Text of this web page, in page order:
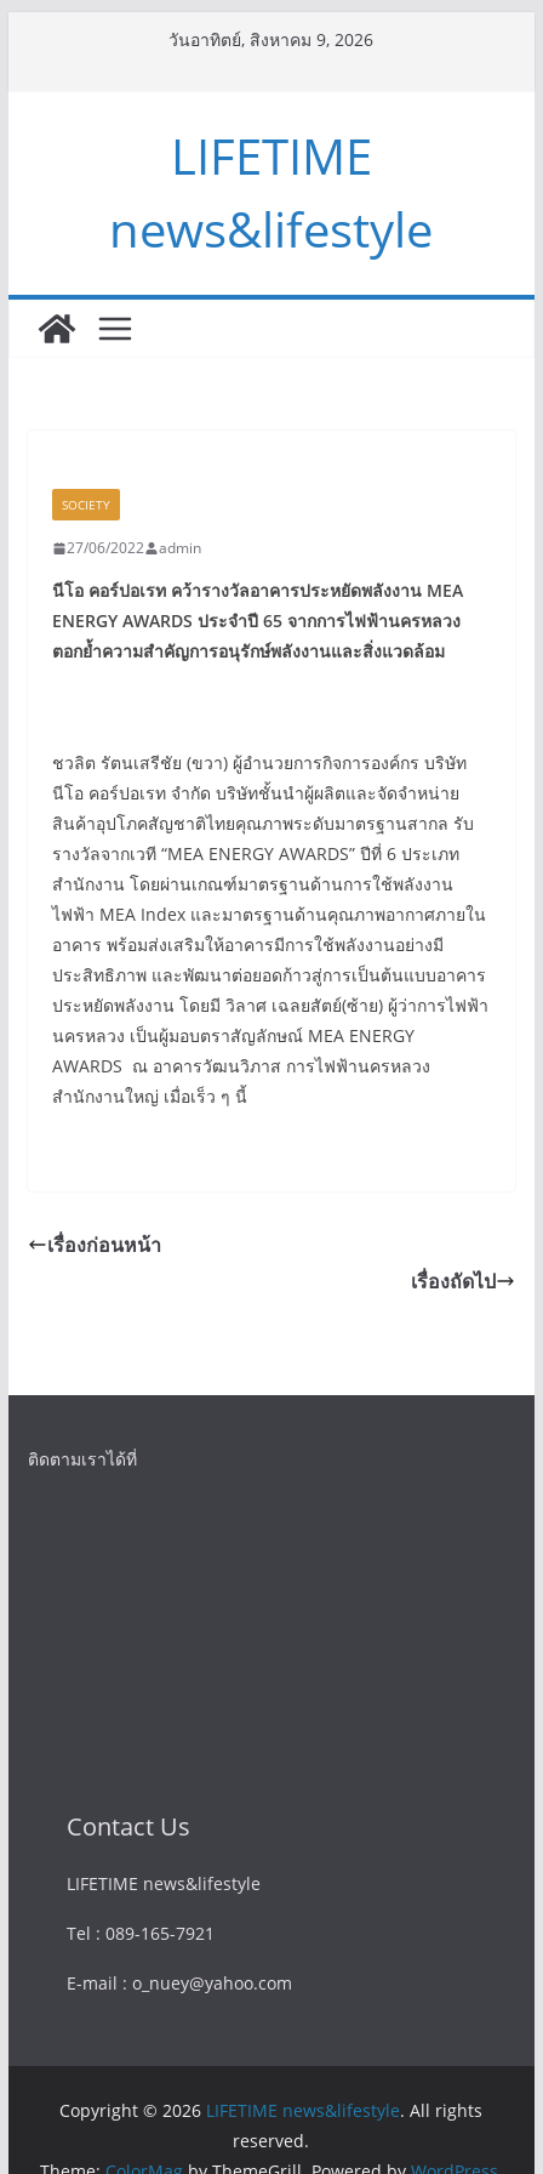
วันอาทิตย์, สิงหาคม 9, 2026
LIFETIME
news&lifestyle
SOCIETY
27/06/2022 admin
นีโอ คอร์ปอเรท คว้ารางวัลอาคารประหยัดพลังงานMEA
ENERGY AWARDS ประจำปี 65จากการไฟฟ้านครหลวง
ตอกย้ำความสำคัญการอนุรักษ์พลังงานและสิ่งแวดล้อม
ชวลิต รัตนเสรีชัย (ขวา) ผู้อำนวยการกิจการองค์กร บริษัท
นีโอ คอร์ปอเรท จำกัด บริษัทชั้นนำผู้ผลิตและจัดจำหน่าย
สินค้าอุปโภคสัญชาติไทยคุณภาพระดับมาตรฐานสากล รับ
รางวัลจากเวที “MEA ENERGY AWARDS” ปีที่ 6 ประเภท
สำนักงาน โดยผ่านเกณฑ์มาตรฐานด้านการใช้พลังงาน
ไฟฟ้า MEA Index และมาตรฐานด้านคุณภาพอากาศภายใน
อาคาร พร้อมส่งเสริมให้อาคารมีการใช้พลังงานอย่างมี
ประสิทธิภาพ และพัฒนาต่อยอดก้าวสู่การเป็นต้นแบบอาคาร
ประหยัดพลังงาน โดยมี วิลาศ เฉลยสัตย์(ซ้าย) ผู้ว่าการไฟฟ้า
นครหลวง เป็นผู้มอบตราสัญลักษณ์ MEA ENERGY
AWARDS ณ อาคารวัฒนวิภาส การไฟฟ้านครหลวง
สำนักงานใหญ่ เมื่อเร็ว ๆ นี้
เรื่องก่อนหน้า
เรื่องถัดไป
ติดตามเราได้ที่
Contact Us
LIFETIME news&lifestyle
Tel : 089-165-7921
E-mail : o_nuey@yahoo.com
Copyright © 2026 LIFETIME news&lifestyle. All rights
reserved.